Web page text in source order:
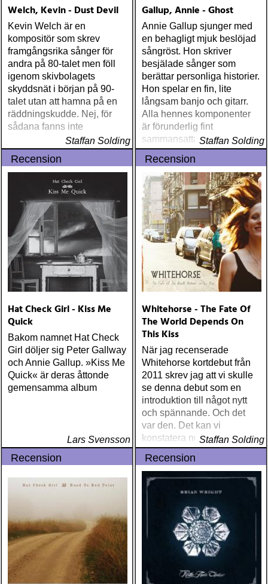
Welch, Kevin - Dust Devil
Kevin Welch är en
kompositör som skrev
framgångsrika sånger för
andra på 80-talet men föll
igenom skivbolagets
skyddsnät i början på 90-
talet utan att hamna på en
räddningskudde. Nej, för
sådana fanns inte
Staffan Solding
Gallup, Annie - Ghost
Annie Gallup sjunger med
en behagligt mjuk beslöjad
sångröst. Hon skriver
besjälade sånger som
berättar personliga historier.
Hon spelar en fin, lite
långsam banjo och gitarr.
Alla hennes komponenter
är förunderlig fint
sammansatta i detta
hennes 10:e album
Staffan Solding
Recension
Hat Check Girl - Kiss Me
Quick
Bakom namnet Hat Check
Girl döljer sig Peter Gallway
och Annie Gallup. »Kiss Me
Quick« är deras åttonde
gemensamma album
Lars Svensson
Recension
Whitehorse - The Fate Of
The World Depends On
This Kiss
När jag recenserade
Whitehorse kortdebut från
2011 skrev jag att vi skulle
se denna debut som en
introduktion till något nytt
och spännande. Och det
var den. Det kan vi
konstatera nu när
uppföljaren är på plats
Staffan Solding
Recension Recension